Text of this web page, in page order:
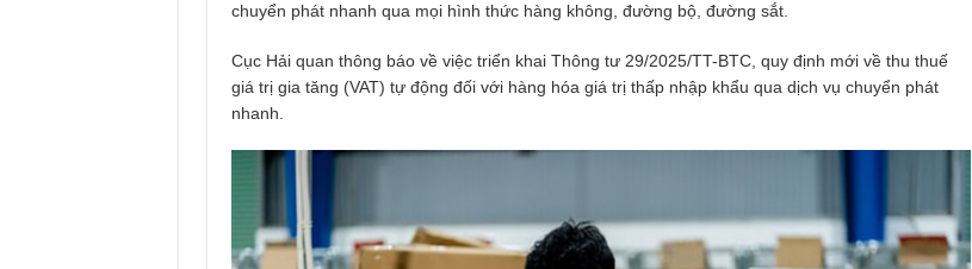
chuyển phát nhanh qua mọi hình thức hàng không, đường bộ, đường sắt.
Cục Hải quan thông báo về việc triển khai Thông tư 29/2025/TT-BTC, quy định mới về thu thuế
giá trị gia tăng (VAT) tự động đối với hàng hóa giá trị thấp nhập khẩu qua dịch vụ chuyển phát
nhanh.